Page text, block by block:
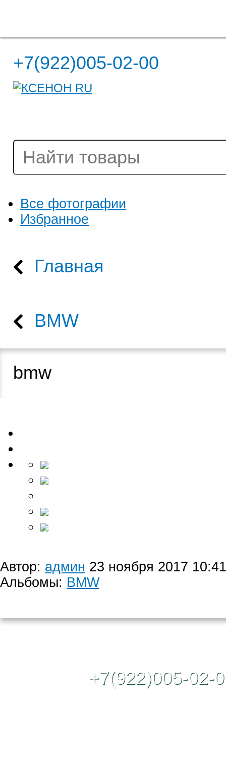
+7(922)005-02-00
Все фотографии
Избранное
Главная
BMW
bmw
Автор: админ 23 ноября 2017 10:41
Альбомы: BMW
+7(922)005-02-